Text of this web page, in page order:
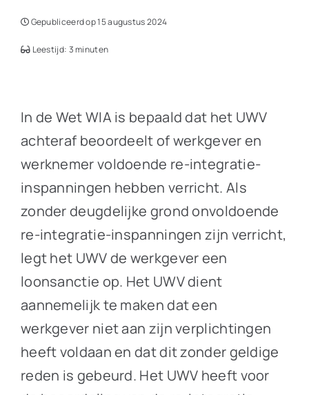
Gepubliceerd op 15 augustus 2024
Leestijd: 3 minuten
In de Wet WIA is bepaald dat het UWV
achteraf beoordeelt of werkgever en
werknemer voldoende re-integratie-
inspanningen hebben verricht. Als
zonder deugdelijke grond onvoldoende
re-integratie-inspanningen zijn verricht,
legt het UWV de werkgever een
loonsanctie op. Het UWV dient
aannemelijk te maken dat een
werkgever niet aan zijn verplichtingen
heeft voldaan en dat dit zonder geldige
reden is gebeurd. Het UWV heeft voor